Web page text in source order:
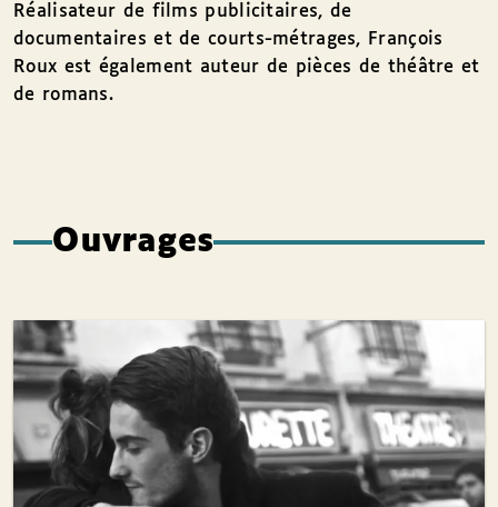
Réalisateur de films publicitaires, de
documentaires et de courts-métrages, François
Roux est également auteur de pièces de théâtre et
de romans.
Ouvrages